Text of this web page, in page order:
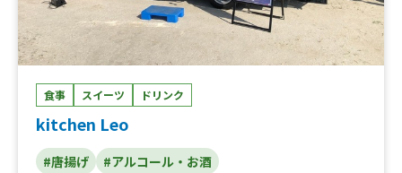
グ、チーズハットグ、チーズボール、三田牛メンチカツ、
三田牛コロッケ、フランクフルト、牛串（牛タン、牛ハラ
ミ、牛カルビ）三田牛（メンチカツ、コロッケ）チーズハ
ットグ、チーズボール、フランクフルト、フライドポテ
ト、ダージーパイ、アルコール、牛串（牛タン、牛ハラ
ミ、牛カルビ）三田牛（メンチカツ、コロッケ）チーズハ
ットグ、チーズボール、フランクフルト、ポテト、ドリン
ク（アルコール）、三田牛メンチカツ、三田牛コロッケセ
ット、①トルティーヤ（タコス、ジャークチキン、プルコ
食事 スイーツ ドリンク
kitchen Leo
#唐揚げ #アルコール・お酒